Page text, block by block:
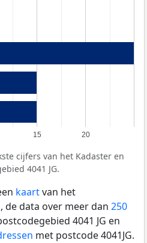
15 20
cijfers van het Kadaster en
4041 JG.
kaartvan het
de data over meer dan 250
4041 JG en
met postcode 4041JG.